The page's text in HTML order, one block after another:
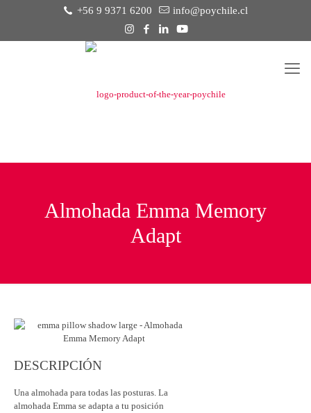
+56 9 9371 6200 info@poychile.cl
Almohada Emma Memory
Adapt
DESCRIPCIÓN
Una almohada para todas las posturas. La
almohada Emma se adapta a tu posición